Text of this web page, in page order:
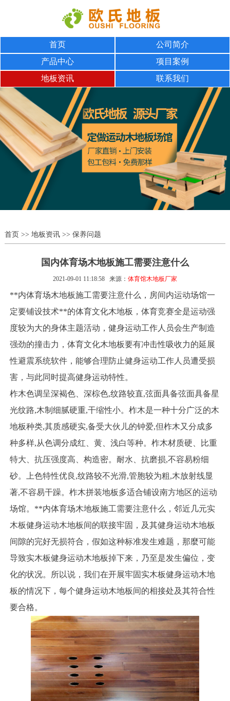
首页
公司简介
产品中心
项目案例
地板资讯
联系我们
首页>> 地板资讯>> 保养问题
国内体育场木地板施工需要注意什么
2021-09-01 11:18:58 来源： 体育馆木地板厂家
**内体育场木地板施工需要注意什么，房间内运动场馆一
定要铺设技术**的体育文化木地板，体育竞赛全是运动强
度较为大的身体主题活动，健身运动工作人员会生产制造
强劲的撞击力，体育文化木地板要有冲击性吸收力的延展
性避震系统软件，能够合理防止健身运动工作人员遭受损
害，与此同时提高健身运动特性。
柞木色调呈深褐色、深棕色,纹路较直,弦面具备弦面具备星
光纹路,木制细腻硬重,干缩性小。柞木是一种十分广泛的木
地板种类,其质感硬实,备受大伙儿的钟爱,但柞木又分成多
种多样,从色调分成红、黄、浅白等种。柞木材质硬、比重
特大、抗压强度高、构造密。耐水、抗磨损,不容易粉细
砂。上色特性优良,纹路较不光滑,管胞较为粗,木放射线显
著,不容易干躁。柞木拼装地板多适合铺设南方地区的运动
场馆。**内体育场木地板施工需要注意什么，邻近几元实
木板健身运动木地板间的联接牢固，及其健身运动木地板
间隙的完好无损符合，假如这种标准发生难题，那麼可能
导致实木板健身运动木地板掉下来，乃至是发生偏位，变
化的状况。所以说，我们在开展牢固实木板健身运动木地
板的情况下，每个健身运动木地板间的相接处及其符合性
要合格。